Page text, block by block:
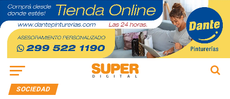
SOCIEDAD